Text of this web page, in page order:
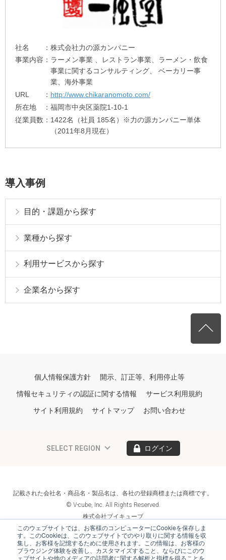
このウェブサイトでは、お客様のコンピューターにCookieを保存しま
す。このCookieは、このウェブサイトでのやり取りに関する情報を収
集し、お客様を記憶するために使用されます。この情報は、お客様の
ブラウジング体験を改善し、カスタマイズすること、ならびにこのウ
ェブサイトや他のメディアの訪問者に関する解析と指標を得ることを
社名
株式会社力の源カンパニー
事業内容
ラーメン事業 、レストラン事業、ラーメン・飲食
事業に関するコンサルティング、 ベーカリー事
業、海外事業
URL
http://www.chikaranomoto.com/
所在地
福岡市中央区薬院1-10-1
従業員数
1422名（社員 185名）※力の源カンパニー単体
（2011年8月現在）
導入事例
目的・課題から探す
業種から探す
利用サービスから探す
企業名から探す
個人情報保護方針 開示、訂正等、利用停止等
情報セキュリティの認証に関する情報 サービス利用規約
サイト利用規約 サイトマップ お問い合わせ
SELECT REGION ログイン
記載された会社名・商品名・製品名は、各社の登録商標または商標です。
© V-cube, Inc. All Rights Reserved.
株式会社ブイキューブ
Follow Us